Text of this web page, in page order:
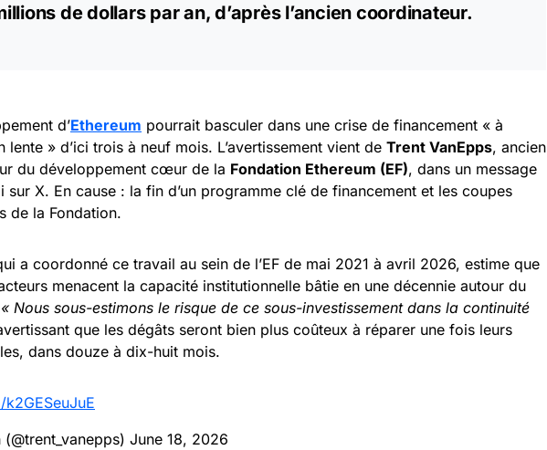
dedollarspar an, d’après l’ancien coordinateur.
d’Ethereum pourrait basculer dans une crise de financement « à
lente » d’ici trois à neuf mois. L’avertissement vient de Trent VanEpps, ancien
du développement cœur de la Fondation Ethereum (EF), dans un message
sur X. En cause : la fin d’un programme clé de financement et les coupes
de la Fondation.
a coordonné ce travail au sein de l’EF de mai 2021 à avril 2026, estime que
menacent la capacité institutionnelle bâtie en une décennie autour du
« Nous sous-estimons le risque de ce sous-investissement dans la continuité
que les dégâts seront bien plus coûteux à réparer une fois leurs
dans douze à dix-huit mois.
June 18, 2026